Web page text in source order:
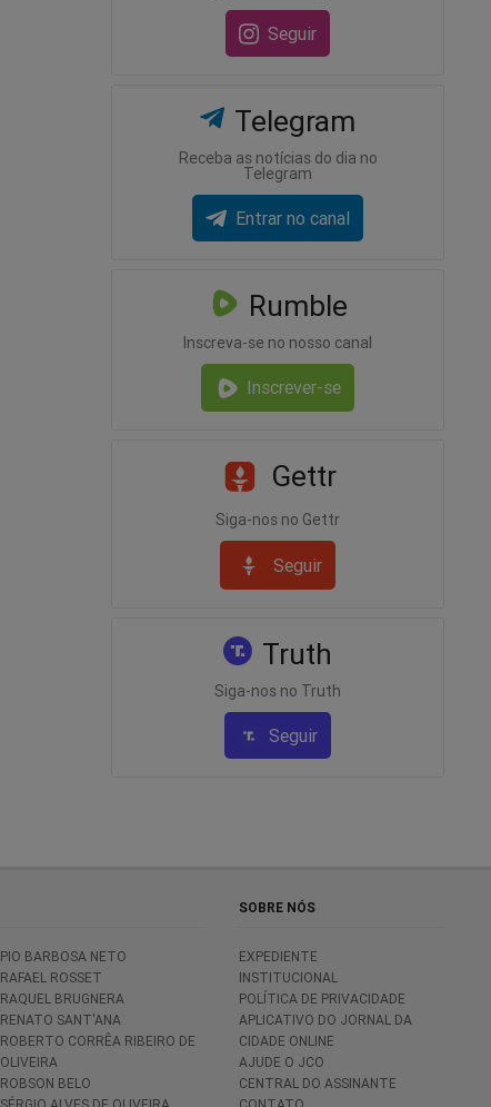
Seguir
Telegram
Receba as notícias do dia no
Telegram
Entrar no canal
Rumble
Inscreva-se no nosso canal
Inscrever-se
Gettr
Siga-nos no Gettr
Seguir
Truth
Siga-nos no Truth
Seguir
PIO BARBOSA NETO
RAFAEL ROSSET
RAQUEL BRUGNERA
RENATO SANT'ANA
ROBERTO CORRÊA RIBEIRO DE
OLIVEIRA
ROBSON BELO
SOBRE NÓS
EXPEDIENTE
INSTITUCIONAL
POLÍTICA DE PRIVACIDADE
APLICATIVO DO JORNAL DA
CIDADE ONLINE
AJUDE O JCO
CENTRAL DO ASSINANTE